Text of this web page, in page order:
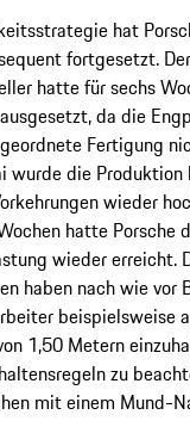
hat
fortgesetzt. Der
hatte für sechs
da die
Fertigung
wurde die
wieder
hatte Porsche
wieder erreicht.
haben nach wie vor
beispielsweise
1,50 Metern
zu
mit einem Mund-